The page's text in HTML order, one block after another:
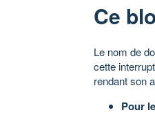
Ce
Le nom de
cette
rendant son
Pour